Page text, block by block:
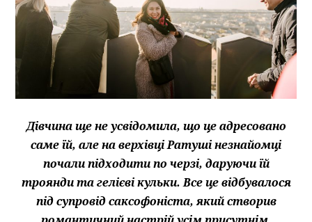
Дівчина ще не усвідомила, що це адресовано
саме їй, але на верхівці Ратуші незнайомці
почали підходити по черзі, даруючи їй
троянди та гелієві кульки. Все це відбувалося
під супровід саксофоніста, який створив